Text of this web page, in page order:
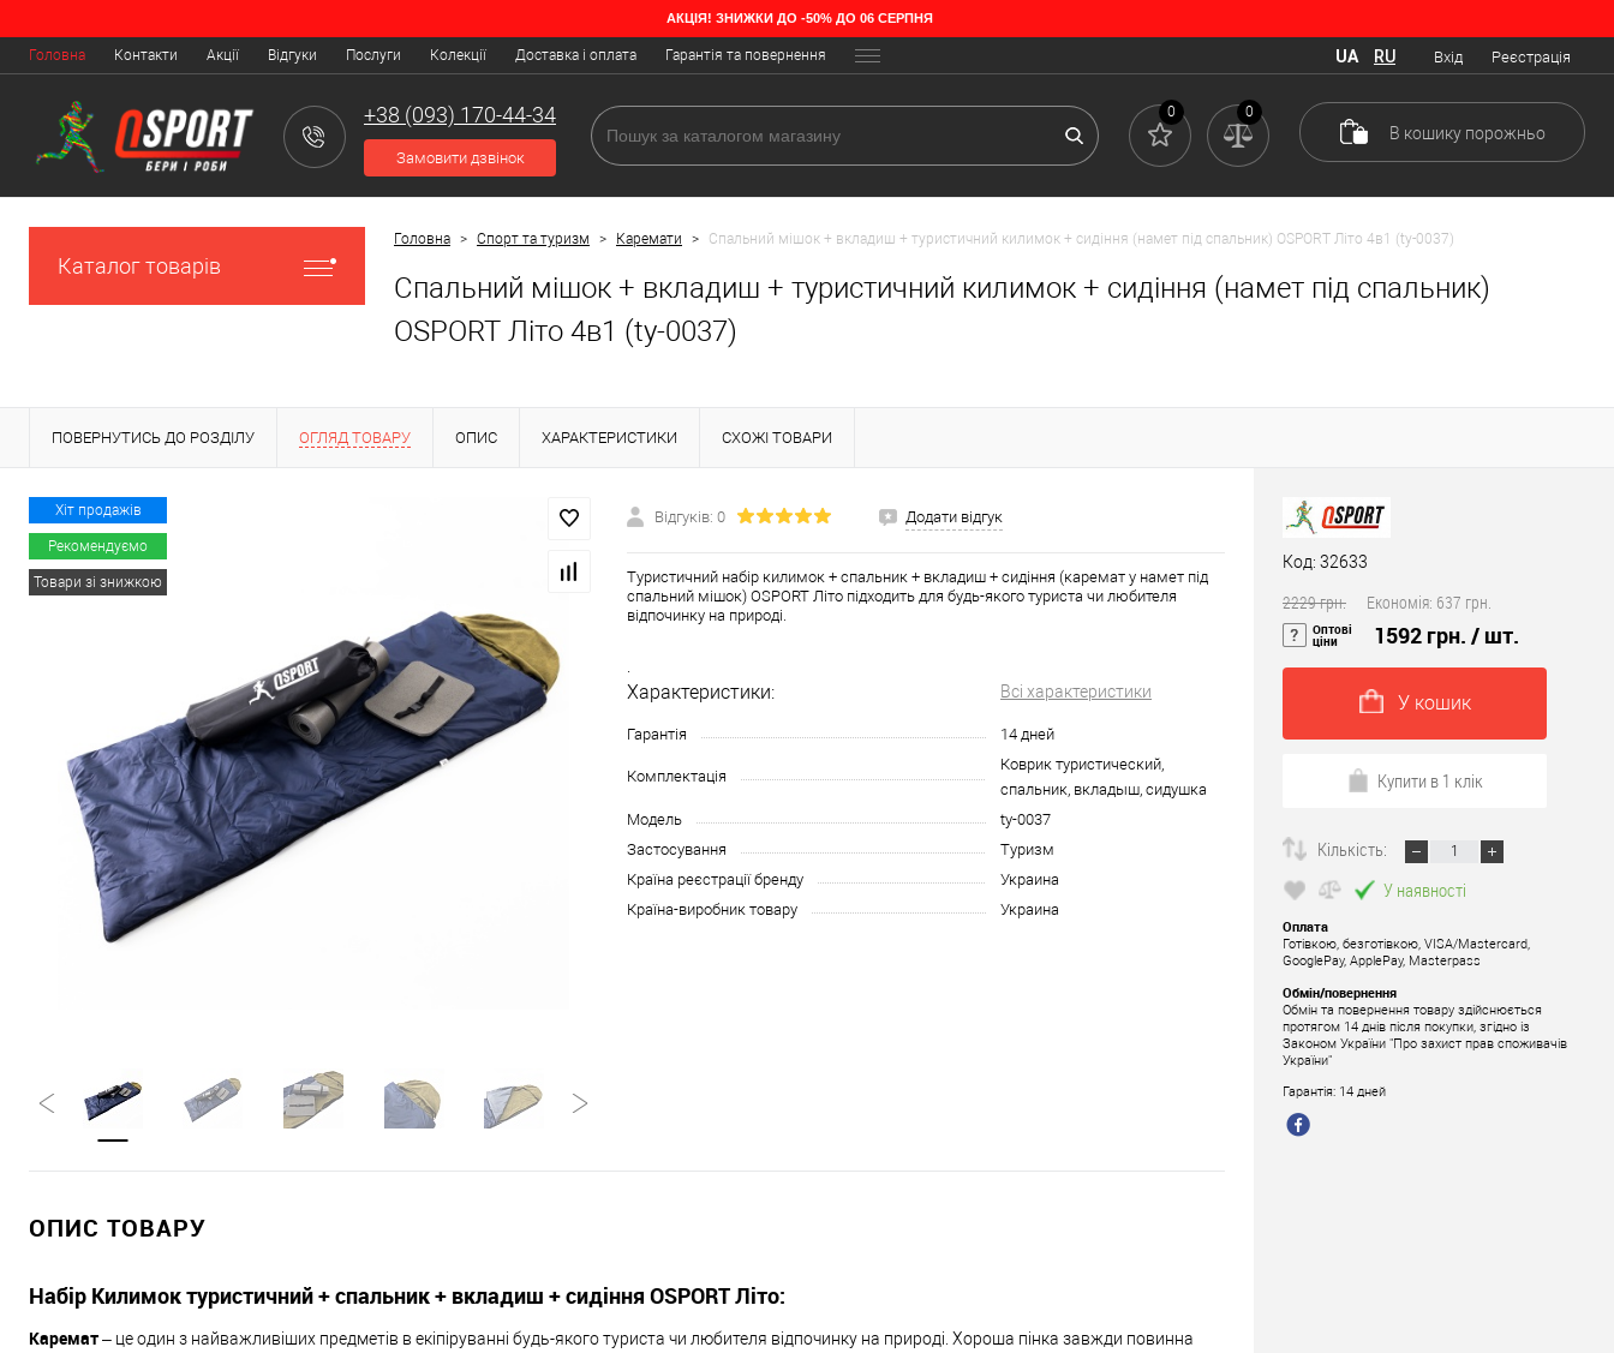
АКЦІЯ! ЗНИЖКИ ДО -50% ДО 06 СЕРПНЯ
Головна Контакти Акції Відгуки Послуги Колекції Доставка і оплата Гарантія та повернення Вхід Реєстрація
UA RU
+38 (093) 170-44-34
Замовити дзвінок
0 0
В кошику порожньо
Каталог товарів
Головна > Спорт та туризм > Каремати > Спальний мішок + вкладиш + туристичний килимок + сидіння (намет під спальник) OSPORT Літо 4в1 (ty-0037)
Спальний мішок + вкладиш + туристичний килимок + сидіння (намет під спальник)
OSPORT Літо 4в1 (ty-0037)
ПОВЕРНУТИСЬ ДО РОЗДІЛУ ОГЛЯД ТОВАРУ ОПИС ХАРАКТЕРИСТИКИ СХОЖІ ТОВАРИ
Хіт продажів
Рекомендуємо
Товари зі знижкою
Відгуків: 0 Додати відгук
Туристичний набір килимок + спальник + вкладиш + сидіння (каремат у намет під
спальний мішок) OSPORT Літо підходить для будь-якого туриста чи любителя
відпочинку на природі.
Характеристики: Всі характеристики
Гарантія 14 дней
Комплектація
Коврик туристический,
спальник, вкладыш, сидушка
Модель
ty-0037
Застосування
Туризм
Країна реєстрації бренду
Украина
Країна-виробник товару
Украина
ОПИС ТОВАРУ
Набір Килимок туристичний + спальник + вкладиш + сидіння OSPORT Літо:
Каремат– це один з найважливіших предметів в екіпіруванні будь-якого туриста чи любителя відпочинку на природі. Хороша пінка завжди повинна
Код: 32633
2229 грн. Економія: 637 грн.
Оптові
ціни 1592 грн. / шт.
У кошик
Купити в 1 клік
Кількість:
У наявності
Оплата
Готівкою, безготівкою, VISA/Mastercard,
GooglePay, ApplePay, Masterpass
Обмін/повернення
Обмін та повернення товару здійснюється
протягом 14 днів після покупки, згідно із
Законом України "Про захист прав споживачів
України"
Гарантія: 14 дней